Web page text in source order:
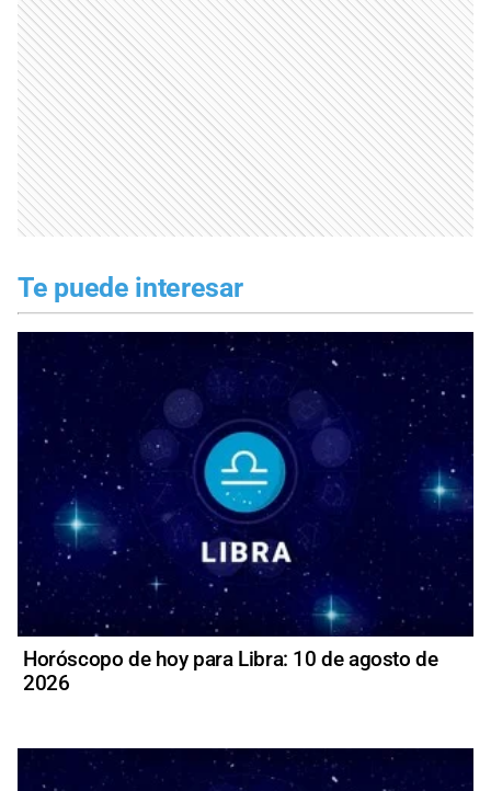
Te puede interesar
Horóscopo de hoy para Libra: 10 de agosto de
2026